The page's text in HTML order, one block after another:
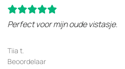
Perfect voor mijn oude vistasje.
Tiia t.
Beoordelaar